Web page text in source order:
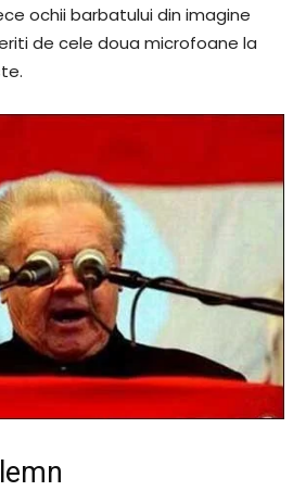
ochii barbatului din imagine
de cele doua microfoane la